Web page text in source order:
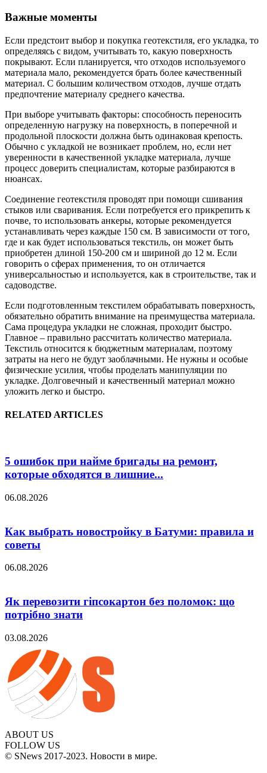
Важные моменты
Если предстоит выбор и покупка геотекстиля, его укладка, то
определяясь с видом, учитывать то, какую поверхность
покрывают. Если планируется, что отходов используемого
материала мало, рекомендуется брать более качественный
материал. С большим количеством отходов, лучше отдать
предпочтение материалу среднего качества.
При выборе учитывать факторы: способность переносить
определенную нагрузку на поверхность, в поперечной и
продольной плоскости должна быть одинаковая крепость.
Обычно с укладкой не возникает проблем, но, если нет
уверенности в качественной укладке материала, лучше
процесс доверить специалистам, которые разбираются в
нюансах.
Соединение геотекстиля проводят при помощи сшивания
стыков или сваривания. Если потребуется его прикрепить к
почве, то использовать анкеры, которые рекомендуется
устанавливать через каждые 150 см. В зависимости от того,
где и как будет использоваться текстиль, он может быть
приобретен длиной 150-200 см и шириной до 12 м. Если
говорить о сферах применения, то он отличается
универсальностью и используется, как в строительстве, так и
садоводстве.
Если подготовленным текстилем обрабатывать поверхность,
обязательно обратить внимание на преимущества материала.
Сама процедура укладки не сложная, проходит быстро.
Главное – правильно рассчитать количество материала.
Текстиль относится к бюджетным материалам, поэтому
затраты на него не будут заоблачными. Не нужны и особые
физические усилия, чтобы проделать манипуляции по
укладке. Долговечный и качественный материал можно
уложить легко и быстро.
RELATED ARTICLES
5 ошибок при найме бригады на ремонт,
которые обходятся в лишние...
06.08.2026
Как выбрать новостройку в Батуми: правила и
советы
06.08.2026
Як перевозити гіпсокартон без поломок: що
потрібно знати
03.08.2026
ABOUT US
FOLLOW US
© SNews 2017-2023. Новости в мире.